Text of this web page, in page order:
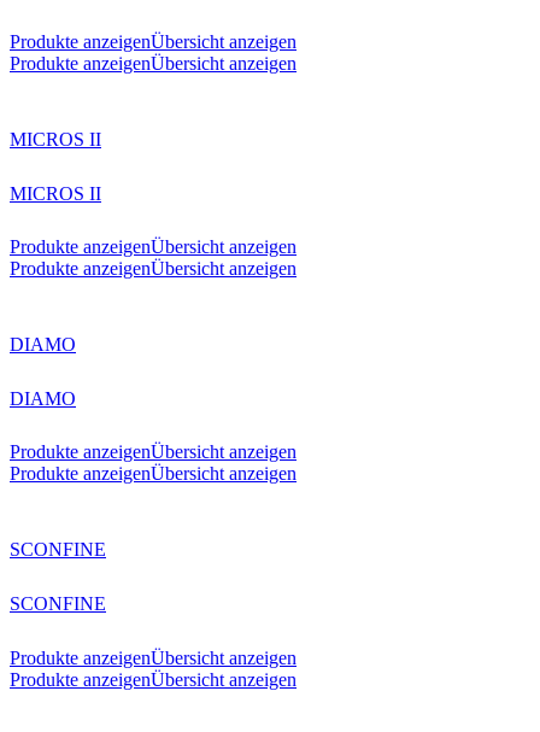
Produkte anzeigenÜbersicht anzeigen
Produkte anzeigenÜbersicht anzeigen
MICROS II
MICROS II
Produkte anzeigenÜbersicht anzeigen
Produkte anzeigenÜbersicht anzeigen
DIAMO
DIAMO
Produkte anzeigenÜbersicht anzeigen
Produkte anzeigenÜbersicht anzeigen
SCONFINE
SCONFINE
Produkte anzeigenÜbersicht anzeigen
Produkte anzeigenÜbersicht anzeigen